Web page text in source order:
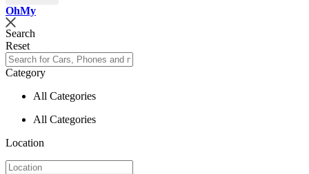
OhMy
Search
Reset
Category
All Categories
All Categories
Location